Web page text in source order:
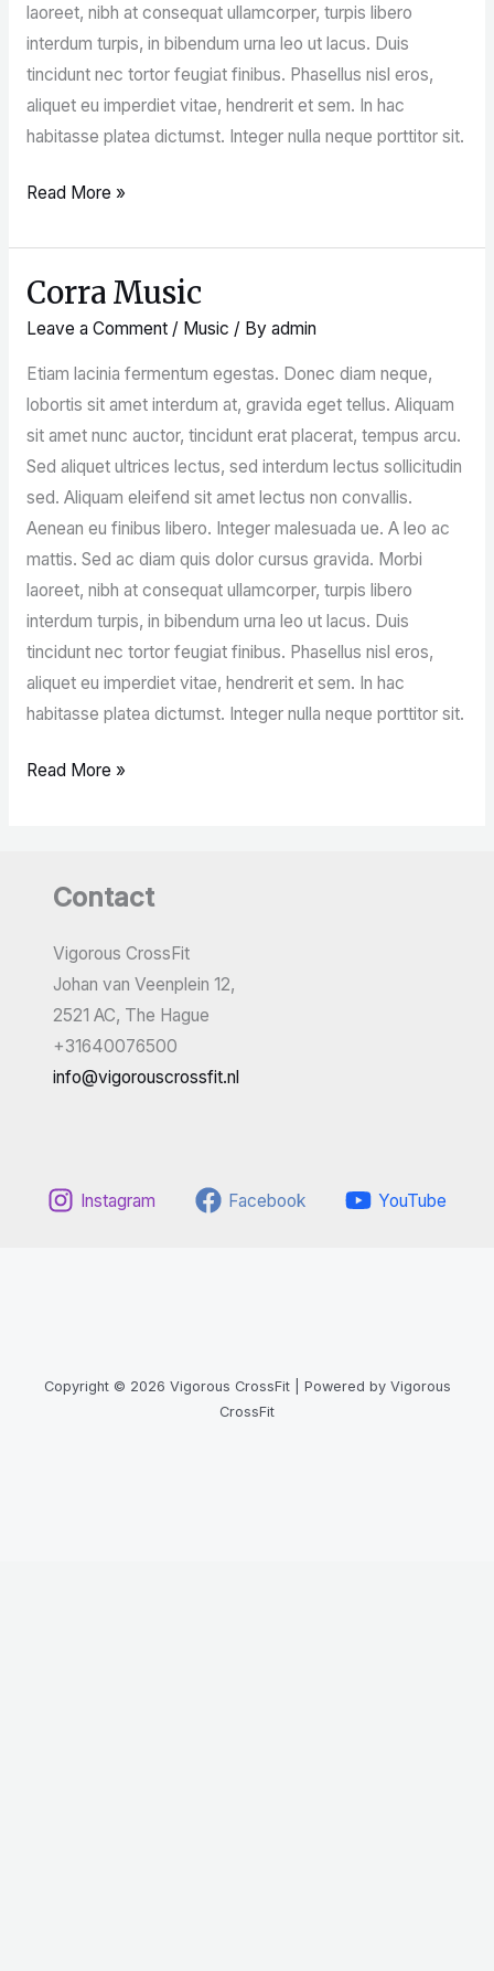
laoreet, nibh at consequat ullamcorper, turpis libero
interdum turpis, in bibendum urna leo ut lacus. Duis
tincidunt nec tortor feugiat finibus. Phasellus nisl eros,
aliquet eu imperdiet vitae, hendrerit et sem. In hac
habitasse platea dictumst. Integer nulla neque porttitor sit.
Read More »
Corra Music
Leave a Comment / Music / By admin
Etiam lacinia fermentum egestas. Donec diam neque,
lobortis sit amet interdum at, gravida eget tellus. Aliquam
sit amet nunc auctor, tincidunt erat placerat, tempus arcu.
Sed aliquet ultrices lectus, sed interdum lectus sollicitudin
sed. Aliquam eleifend sit amet lectus non convallis.
Aenean eu finibus libero. Integer malesuada ue. A leo ac
mattis. Sed ac diam quis dolor cursus gravida. Morbi
laoreet, nibh at consequat ullamcorper, turpis libero
interdum turpis, in bibendum urna leo ut lacus. Duis
tincidunt nec tortor feugiat finibus. Phasellus nisl eros,
aliquet eu imperdiet vitae, hendrerit et sem. In hac
habitasse platea dictumst. Integer nulla neque porttitor sit.
Corra
Music
Read More »
Contact
Vigorous CrossFit
Johan van Veenplein 12,
2521 AC, The Hague
+31640076500
info@vigorouscrossfit.nl
Instagram Facebook YouTube
Copyright © 2026 Vigorous CrossFit | Powered by Vigorous
CrossFit